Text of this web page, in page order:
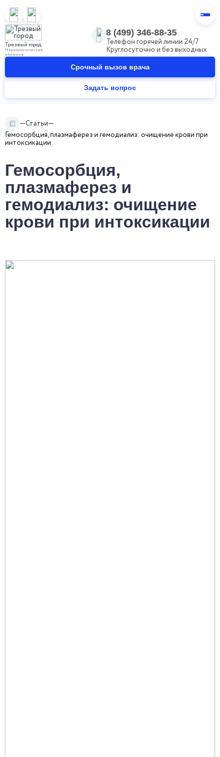
Трезвый город
Наркологическая
клиника
8 (499) 346-88-35
Телефон горячей линии 24/7
Круглосуточно и без выходных
Срочный вызов врача
Задать вопрос
Статьи
Гемосорбция, плазмаферез и гемодиализ: очищение крови при
интоксикации
Гемосорбция,
плазмаферез и
гемодиализ: очищение
крови при интоксикации